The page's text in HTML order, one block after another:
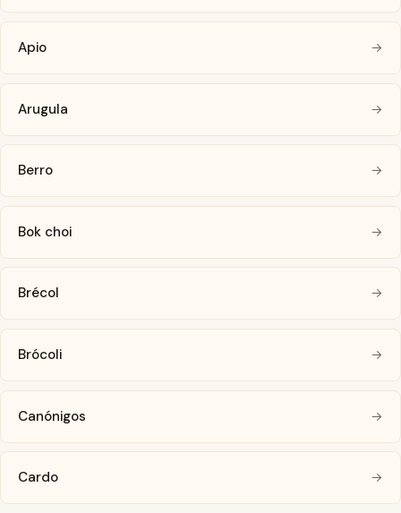
Apio →
Arugula →
Berro →
Bok choi →
Brécol →
Brócoli →
Canónigos →
Cardo →